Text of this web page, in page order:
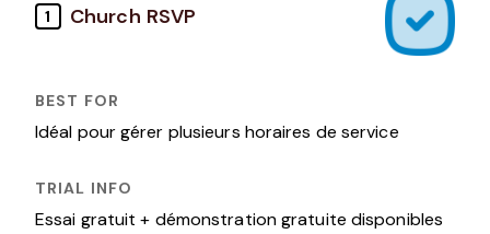
1 Church RSVP
Idéal pour gérer plusieurs horaires de service
Essai gratuit + démonstration gratuite disponibles